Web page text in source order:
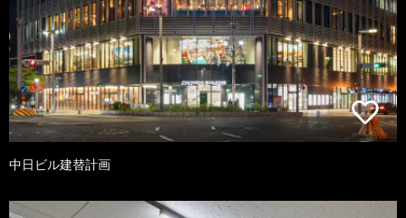
中日ビル建替計画